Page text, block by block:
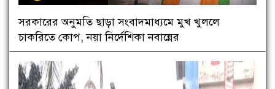
সরকারের অনুমতি ছাড়া সংবাদমাধ্যমে মুখ খুললে
চাকরিতে কোপ, নয়া নির্দেশিকা নবান্নের